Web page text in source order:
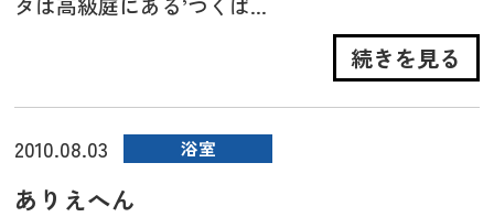
続きを見る
2010.08.03 浴室
ありえへん